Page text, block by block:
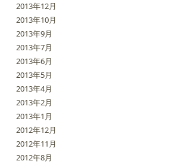
2013年12月
2013年10月
2013年9月
2013年7月
2013年6月
2013年5月
2013年4月
2013年2月
2013年1月
2012年12月
2012年11月
2012年8月